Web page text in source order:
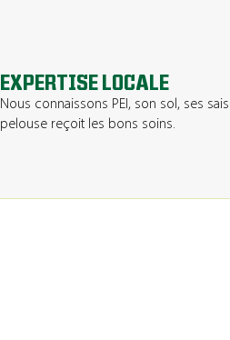
EXPERTISE LOCALE
Nous connaissons PEI, son sol, ses
pelouse reçoit les bons soins.